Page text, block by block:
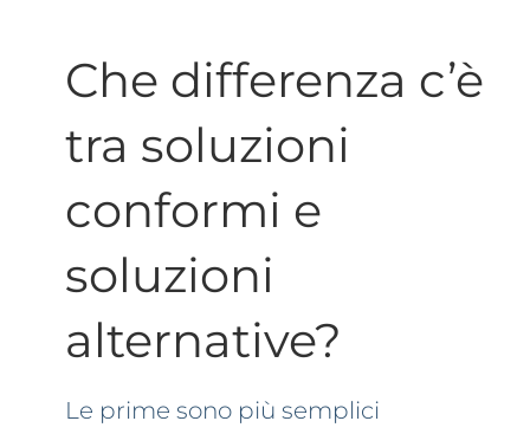
Che differenza c’è
tra soluzioni
conformi e
soluzioni
alternative?
Le prime sono più semplici